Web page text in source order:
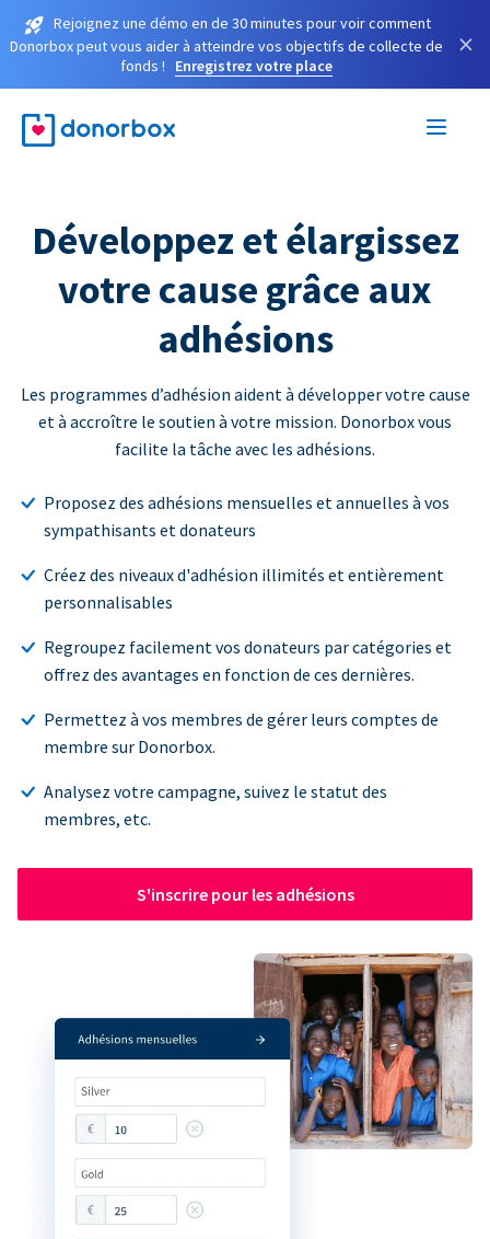
Rejoignez une démo en de 30 minutes pour voir comment
Donorbox peut vous aider à atteindre vos objectifs de collecte de
fonds !
Enregistrez votre place
×
Développez et élargissez
votre cause grâce aux
adhésions
Les programmes d’adhésion aident à développer votre cause
et à accroître le soutien à votre mission. Donorbox vous
facilite la tâche avec les adhésions.
Proposez des adhésions mensuelles et annuelles à vos
sympathisants et donateurs
Créez des niveaux d'adhésion illimités et entièrement
personnalisables
Regroupez facilement vos donateurs par catégories et
offrez des avantages en fonction de ces dernières.
Permettez à vos membres de gérer leurs comptes de
membre sur Donorbox.
Analysez votre campagne, suivez le statut des
membres, etc.
S'inscrire pour les adhésions